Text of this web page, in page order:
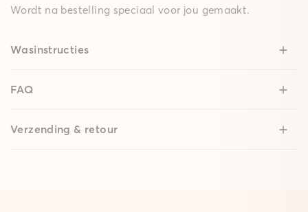
Wordt na bestelling speciaal voor jou gemaakt.
Wasinstructies
FAQ
Verzending & retour